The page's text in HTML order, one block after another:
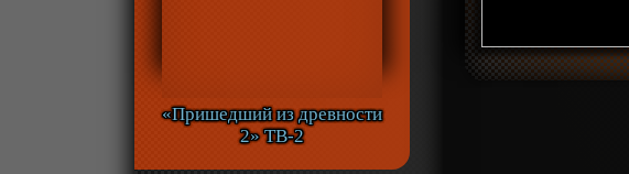
«Пришедший из древности
2» ТВ-2